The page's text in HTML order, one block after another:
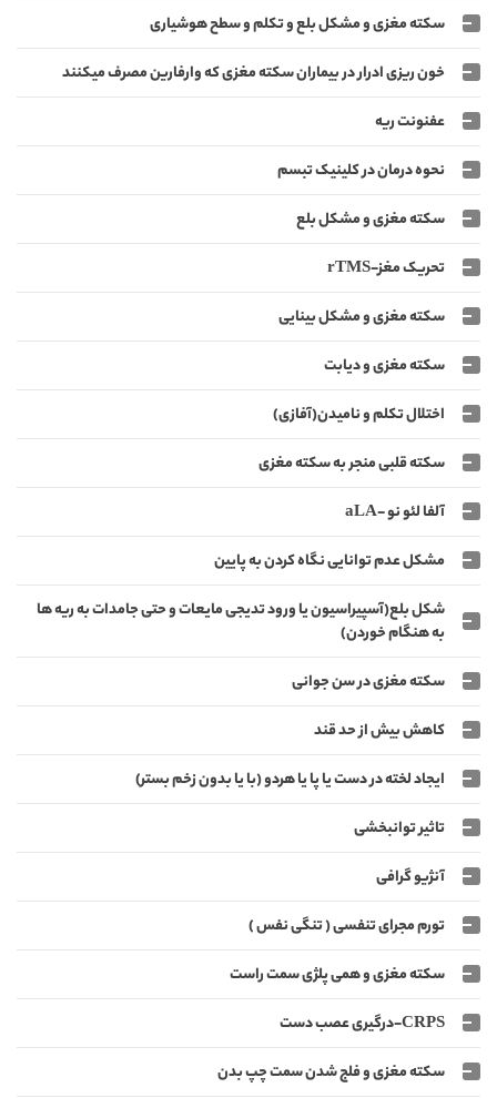
سکته مغزی و مشکل بلع و تکلم و سطح هوشیاری
خون ریزی ادرار در بیماران سکته مغزی که وارفارین مصرف میکنند
عفنونت ریه
نحوه درمان در کلینیک تبسم
سکته مغزی و مشکل بلع
تحریک مغز-rTMS
سکته مغزی و مشکل بینایی
سکته مغزی و دیابت
اختلال تکلم و نامیدن(آفازی)
سکته قلبی منجر به سکته مغزی
آلفا لئو نو -aLA
مشکل عدم توانایی نگاه کردن به پایین
شکل بلع(آسپیراسیون یا ورود تدیجی مایعات و حتی جامدات به ریه ها
به هنگام خوردن)
سکته مغزی در سن جوانی
کاهش بیش از حد قند
ایجاد لخته در دست یا پا یا هردو (با یا بدون زخم بستر)
تاثیر توانبخشی
آنژیو گرافی
تورم مجرای تنفسی ( تنگی نفس )
سکته مغزی و همی پلژی سمت راست
CRPS-درگیری عصب دست
سکته مغزی و فلج شدن سمت چپ بدن